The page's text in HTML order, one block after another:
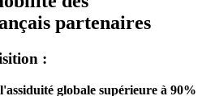
partenaires
:
globale supérieure à 90%